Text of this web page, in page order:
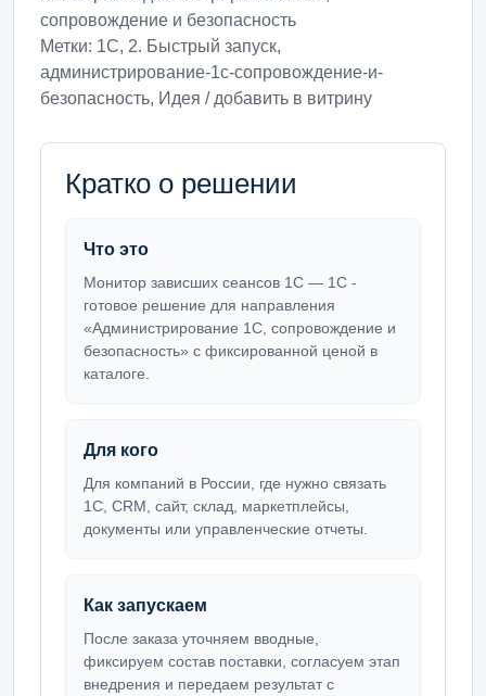
сопровождение и безопасность
Метки: 1С, 2. Быстрый запуск,
администрирование-1с-сопровождение-и-
безопасность, Идея / добавить в витрину
Кратко о решении
Что это
Монитор зависших сеансов 1С — 1С -
готовое решение для направления
«Администрирование 1С, сопровождение и
безопасность» с фиксированной ценой в
каталоге.
Для кого
Для компаний в России, где нужно связать
1С, CRM, сайт, склад, маркетплейсы,
документы или управленческие отчеты.
Как запускаем
После заказа уточняем вводные,
фиксируем состав поставки, согласуем этап
внедрения и передаем результат с